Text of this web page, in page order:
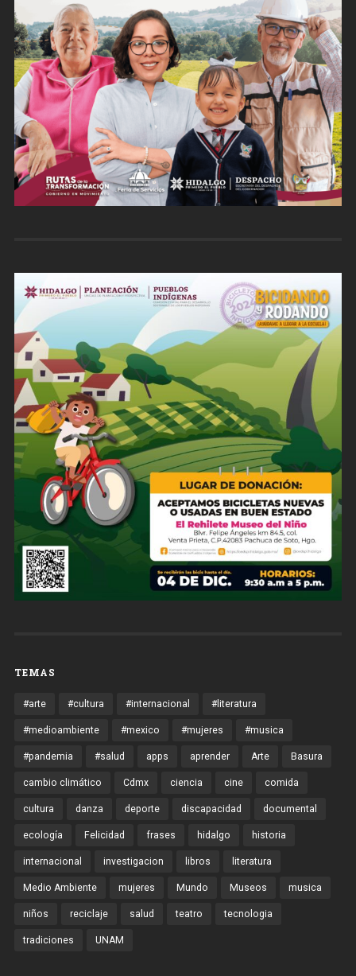
TEMAS
#arte #cultura #internacional #literatura
#medioambiente #mexico #mujeres #musica
#pandemia #salud apps aprender Arte Basura
cambio climático Cdmx ciencia cine comida
cultura danza deporte discapacidad documental
ecología Felicidad frases hidalgo historia
internacional investigacion libros literatura
Medio Ambiente mujeres Mundo Museos musica
niños reciclaje salud teatro tecnologia
tradiciones UNAM